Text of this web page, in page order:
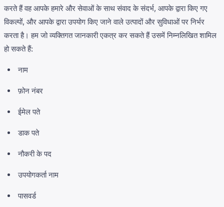
करते हैं वह आपके हमारे और सेवाओं के साथ संवाद के संदर्भ, आपके द्वारा किए गए
विकल्पों, और आपके द्वारा उपयोग किए जाने वाले उत्पादों और सुविधाओं पर निर्भर
करता है। हम जो व्यक्तिगत जानकारी एकत्र कर सकते हैं उसमें निम्नलिखित शामिल
हो सकते हैं:
नाम
फ़ोन नंबर
ईमेल पते
डाक पते
नौकरी के पद
उपयोगकर्ता नाम
पासवर्ड